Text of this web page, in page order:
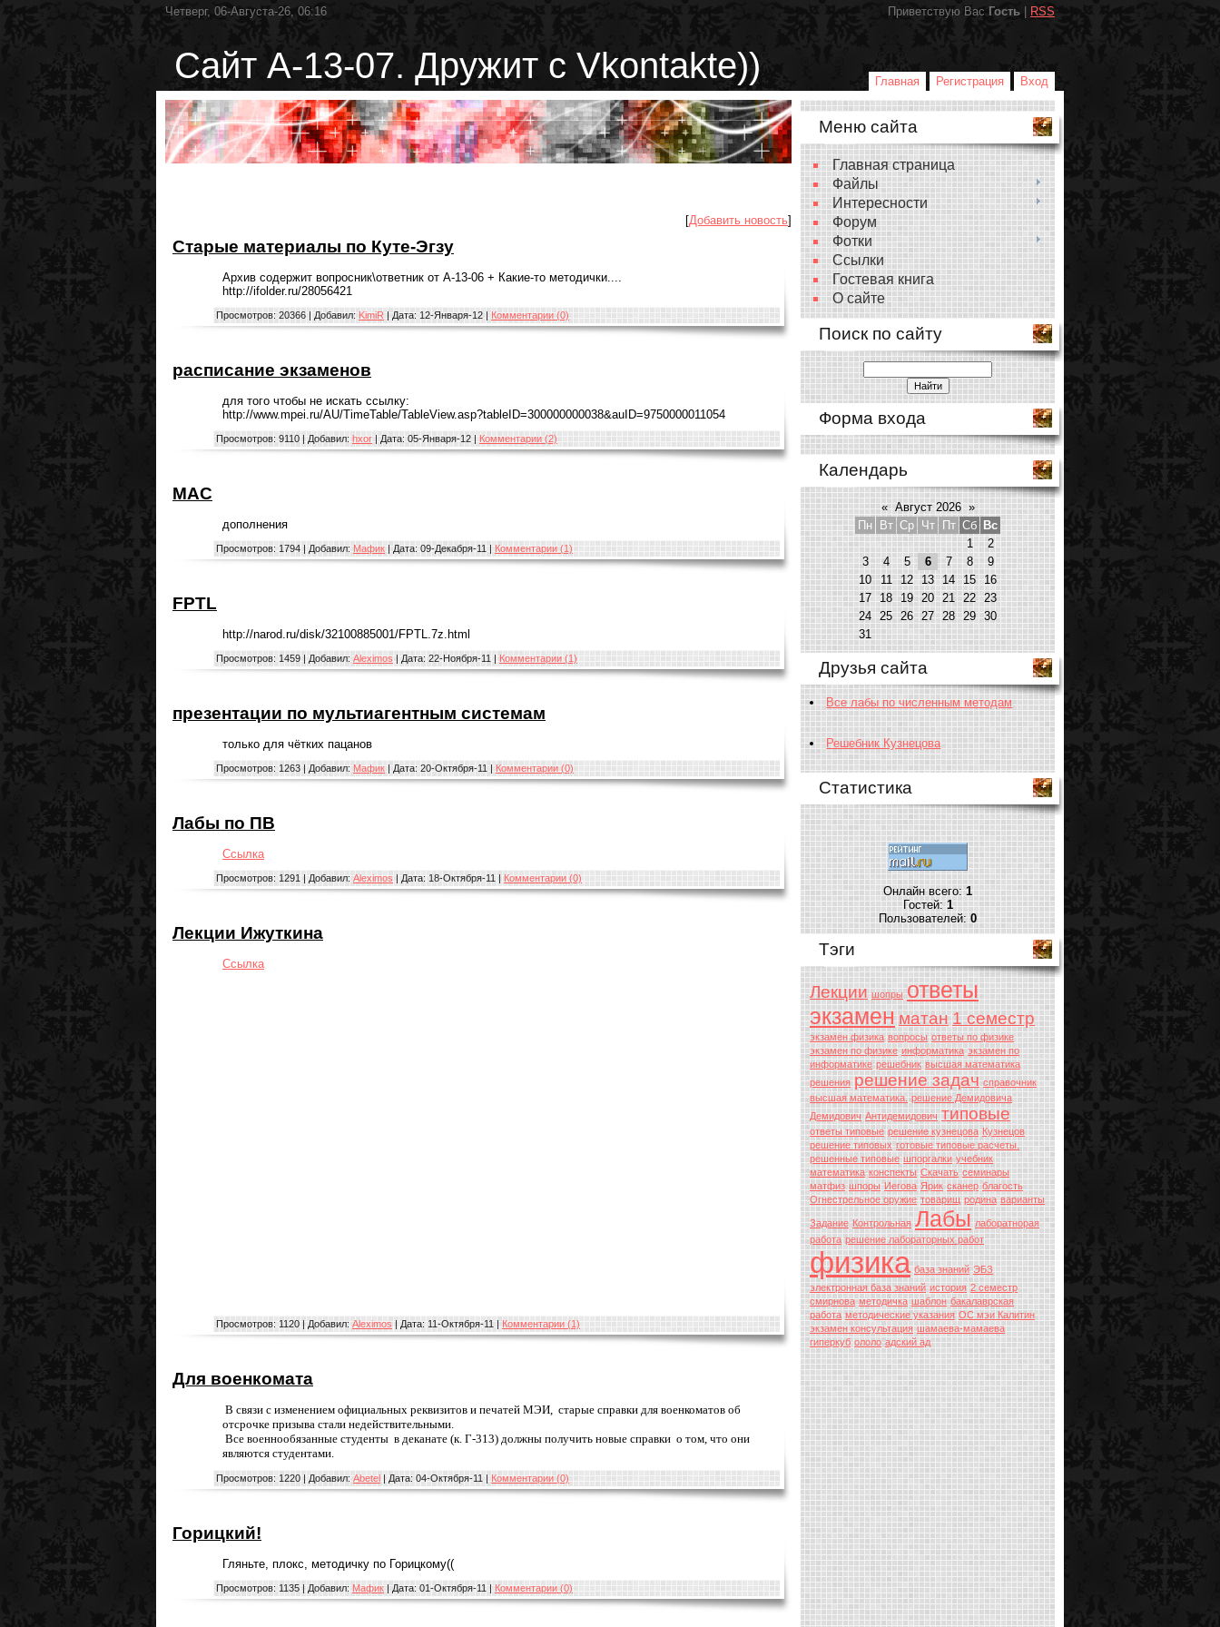
Четверг, 06-Августа-26, 06:16 Приветствую Вас Гость RSS
Сайт А-13-07. Дружит с Vkontakte)) Главная Регистрация Вход
[Добавить новость]
Старые материалы по Куте-Эгзу
Архив содержит вопросник\ответник от А-13-06 + Какие-то методички....
http://ifolder.ru/28056421
Просмотров: 20366 | Добавил: KimiR | Дата: 12-Января-12 | Комментарии (0)
расписание экзаменов
для того чтобы не искать ссылку:
http://www.mpei.ru/AU/TimeTable/TableView.asp?tableID=300000000038&auID=9750000011054
Просмотров: 9110 | Добавил: hxor | Дата: 05-Января-12 | Комментарии (2)
МАС
дополнения
Просмотров: 1794 | Добавил: Мафик | Дата: 09-Декабря-11 | Комментарии (1)
FPTL
http://narod.ru/disk/32100885001/FPTL.7z.html
Просмотров: 1459 | Добавил: Aleximos | Дата: 22-Ноября-11 | Комментарии (1)
презентации по мультиагентным системам
только для чётких пацанов
Просмотров: 1263 | Добавил: Мафик | Дата: 20-Октября-11 | Комментарии (0)
Лабы по ПВ
Ссылка
Просмотров: 1291 | Добавил: Aleximos | Дата: 18-Октября-11 | Комментарии (0)
Лекции Ижуткина
Ссылка
Просмотров: 1120 | Добавил: Aleximos | Дата: 11-Октября-11 | Комментарии (1)
Для военкомата
В связи с изменением официальных реквизитов и печатей МЭИ, старые справки для военкоматов об
отсрочке призыва стали недействительными.
Все военнообязанные студенты в деканате (к. Г-313) должны получить новые справки о том, что они
являются студентами.
Просмотров: 1220 | Добавил: Abetel | Дата: 04-Октября-11 | Комментарии (0)
Горицкий!
Гляньте, плокс, методичку по Горицкому((
Просмотров: 1135 | Добавил: Мафик | Дата: 01-Октября-11 | Комментарии (0)
Меню сайта
Главная страница
Файлы
Интересности
Форум
Фотки
Ссылки
Гостевая книга
О сайте
Поиск по сайту
Форма входа
Календарь
« Август 2026 »
Пн
Вт Ср Чт Пт Сб Вс
1
2
3
4 5 6 7 8
9
10
11 12 13 14 15
16
17 18 19 20 21 22 23
24 25 26 27 28 29 30
31
Друзья сайта
Все лабы по численным методам
Решебник Кузнецова
Статистика
Онлайн всего:1
Гостей:1
Пользователей:0
Тэги
Лекции шопры ответы
экзаменматан1 семестр
экзамен физика вопросы ответы по физике
экзамен по физике информатика экзамен по
информатике решебник высшая математика
решения решение задач справочник
высшая математика. решение Демидовича
Демидович Антидемидович типовые
ответы типовые решение кузнецова Кузнецов
решение типовых готовые типовые расчеты.
решенные типовые шпоргалки учебник
математика конспекты Скачать семинары
матфиз шпоры Иегова Ярик сканер благость
Огнестрельное оружие товарищ родина варианты
Задание Контрольная Лабы лаборатнорая
работа решение лабораторных работ
физика база знаний ЭБЗ
электронная база знаний история 2 семестр
смирнова методичка шаблон бакалаврская
работа методические указания ОС мэи Калитин
экзамен консультация шамаева-мамаева
гиперкуб ололо адский ад